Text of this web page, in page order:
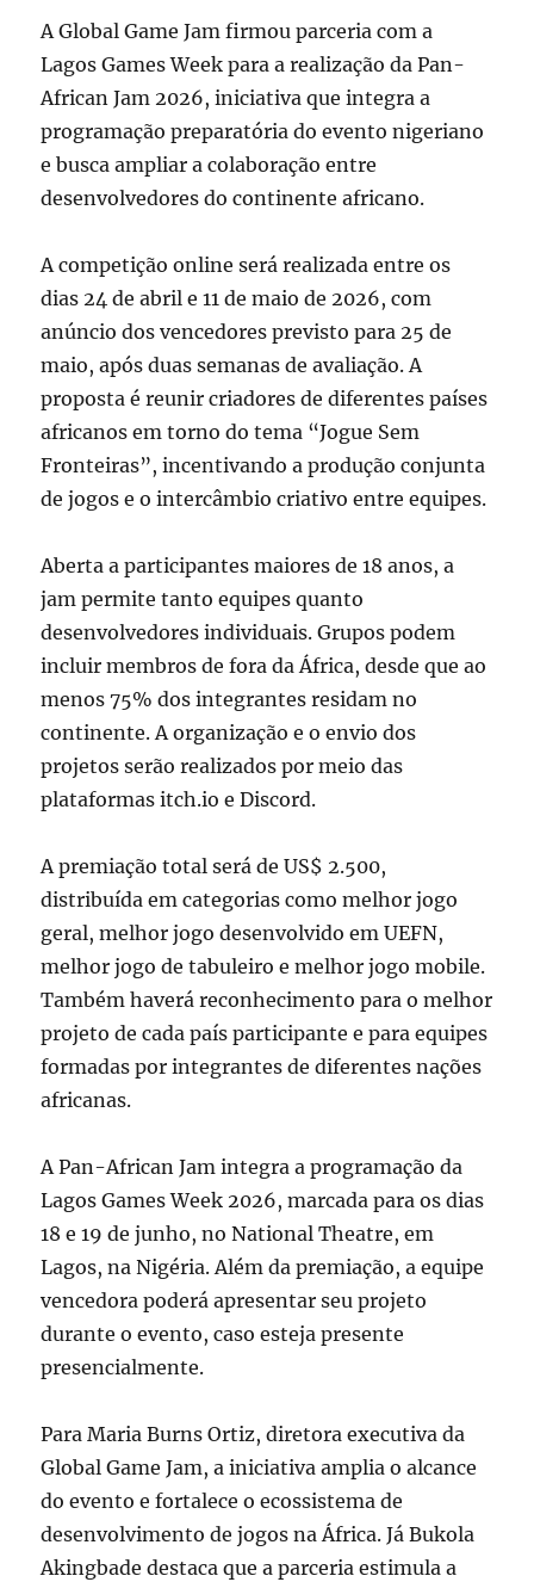
AGlobal Game Jam firmou parceria com a
Lagos Games Week para a realização da Pan-
African Jam 2026, iniciativa que integra a
programação preparatória do evento nigeriano
e busca ampliar a colaboração entre
desenvolvedores do continente africano.
A competição online será realizada entre os
dias 24 de abril e 11 de maio de 2026, com
anúncio dos vencedores previsto para 25 de
maio, após duas semanas de avaliação. A
proposta é reunir criadores de diferentes países
africanos em torno do tema “Jogue Sem
Fronteiras”, incentivando a produção conjunta
de jogos e o intercâmbio criativo entre equipes.
Aberta a participantes maiores de 18 anos, a
jam permite tanto equipes quanto
desenvolvedores individuais. Grupos podem
incluir membros de fora da África, desde que ao
menos 75% dos integrantes residam no
continente. A organização e o envio dos
projetos serão realizados por meio das
plataformas itch.io e Discord.
A premiação total será de US$ 2.500,
distribuída em categorias como melhor jogo
geral, melhor jogo desenvolvido em UEFN,
melhor jogo de tabuleiro e melhor jogo mobile.
Também haverá reconhecimento para o melhor
projeto de cada país participante e para equipes
formadas por integrantes de diferentes nações
africanas.
A Pan-African Jam integra a programação da
Lagos Games Week 2026, marcada para os dias
18 e 19 de junho, no National Theatre, em
Lagos, na Nigéria. Além da premiação, a equipe
vencedora poderá apresentar seu projeto
durante o evento, caso esteja presente
presencialmente.
ParaMaria Burns Ortiz, diretora executiva da
Global Game Jam, a iniciativa amplia o alcance
do evento e fortalece o ecossistema de
desenvolvimento de jogos na África. JáBukola
Akingbade destaca que a parceria estimula a